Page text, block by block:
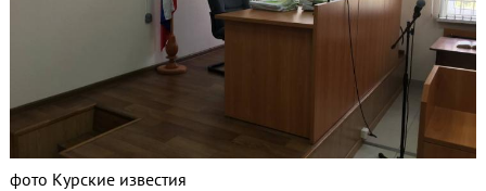
фото Курские известия